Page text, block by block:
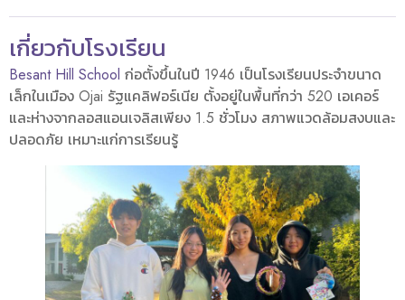
เกี่ยวกับโรงเรียน
Besant Hill School ก่อตั้งขึ้นในปี 1946 เป็นโรงเรียนประจำขนาด
เล็กในเมือง Ojai รัฐแคลิฟอร์เนีย ตั้งอยู่ในพื้นที่กว่า 520 เอเคอร์
และห่างจากลอสแอนเจลิสเพียง 1.5 ชั่วโมง สภาพแวดล้อมสงบและ
ปลอดภัย เหมาะแก่การเรียนรู้